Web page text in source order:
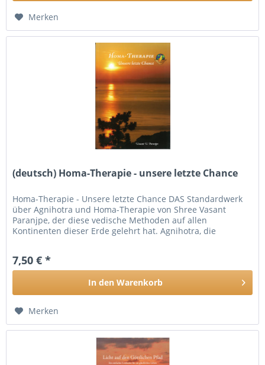
Merken
(deutsch) Homa-Therapie - unsere letzte Chance
Homa-Therapie - Unsere letzte Chance DAS Standardwerk
über Agnihotra und Homa-Therapie von Shree Vasant
Paranjpe, der diese vedische Methoden auf allen
Kontinenten dieser Erde gelehrt hat. Agnihotra, die
7,50 € *
In den Warenkorb
Merken